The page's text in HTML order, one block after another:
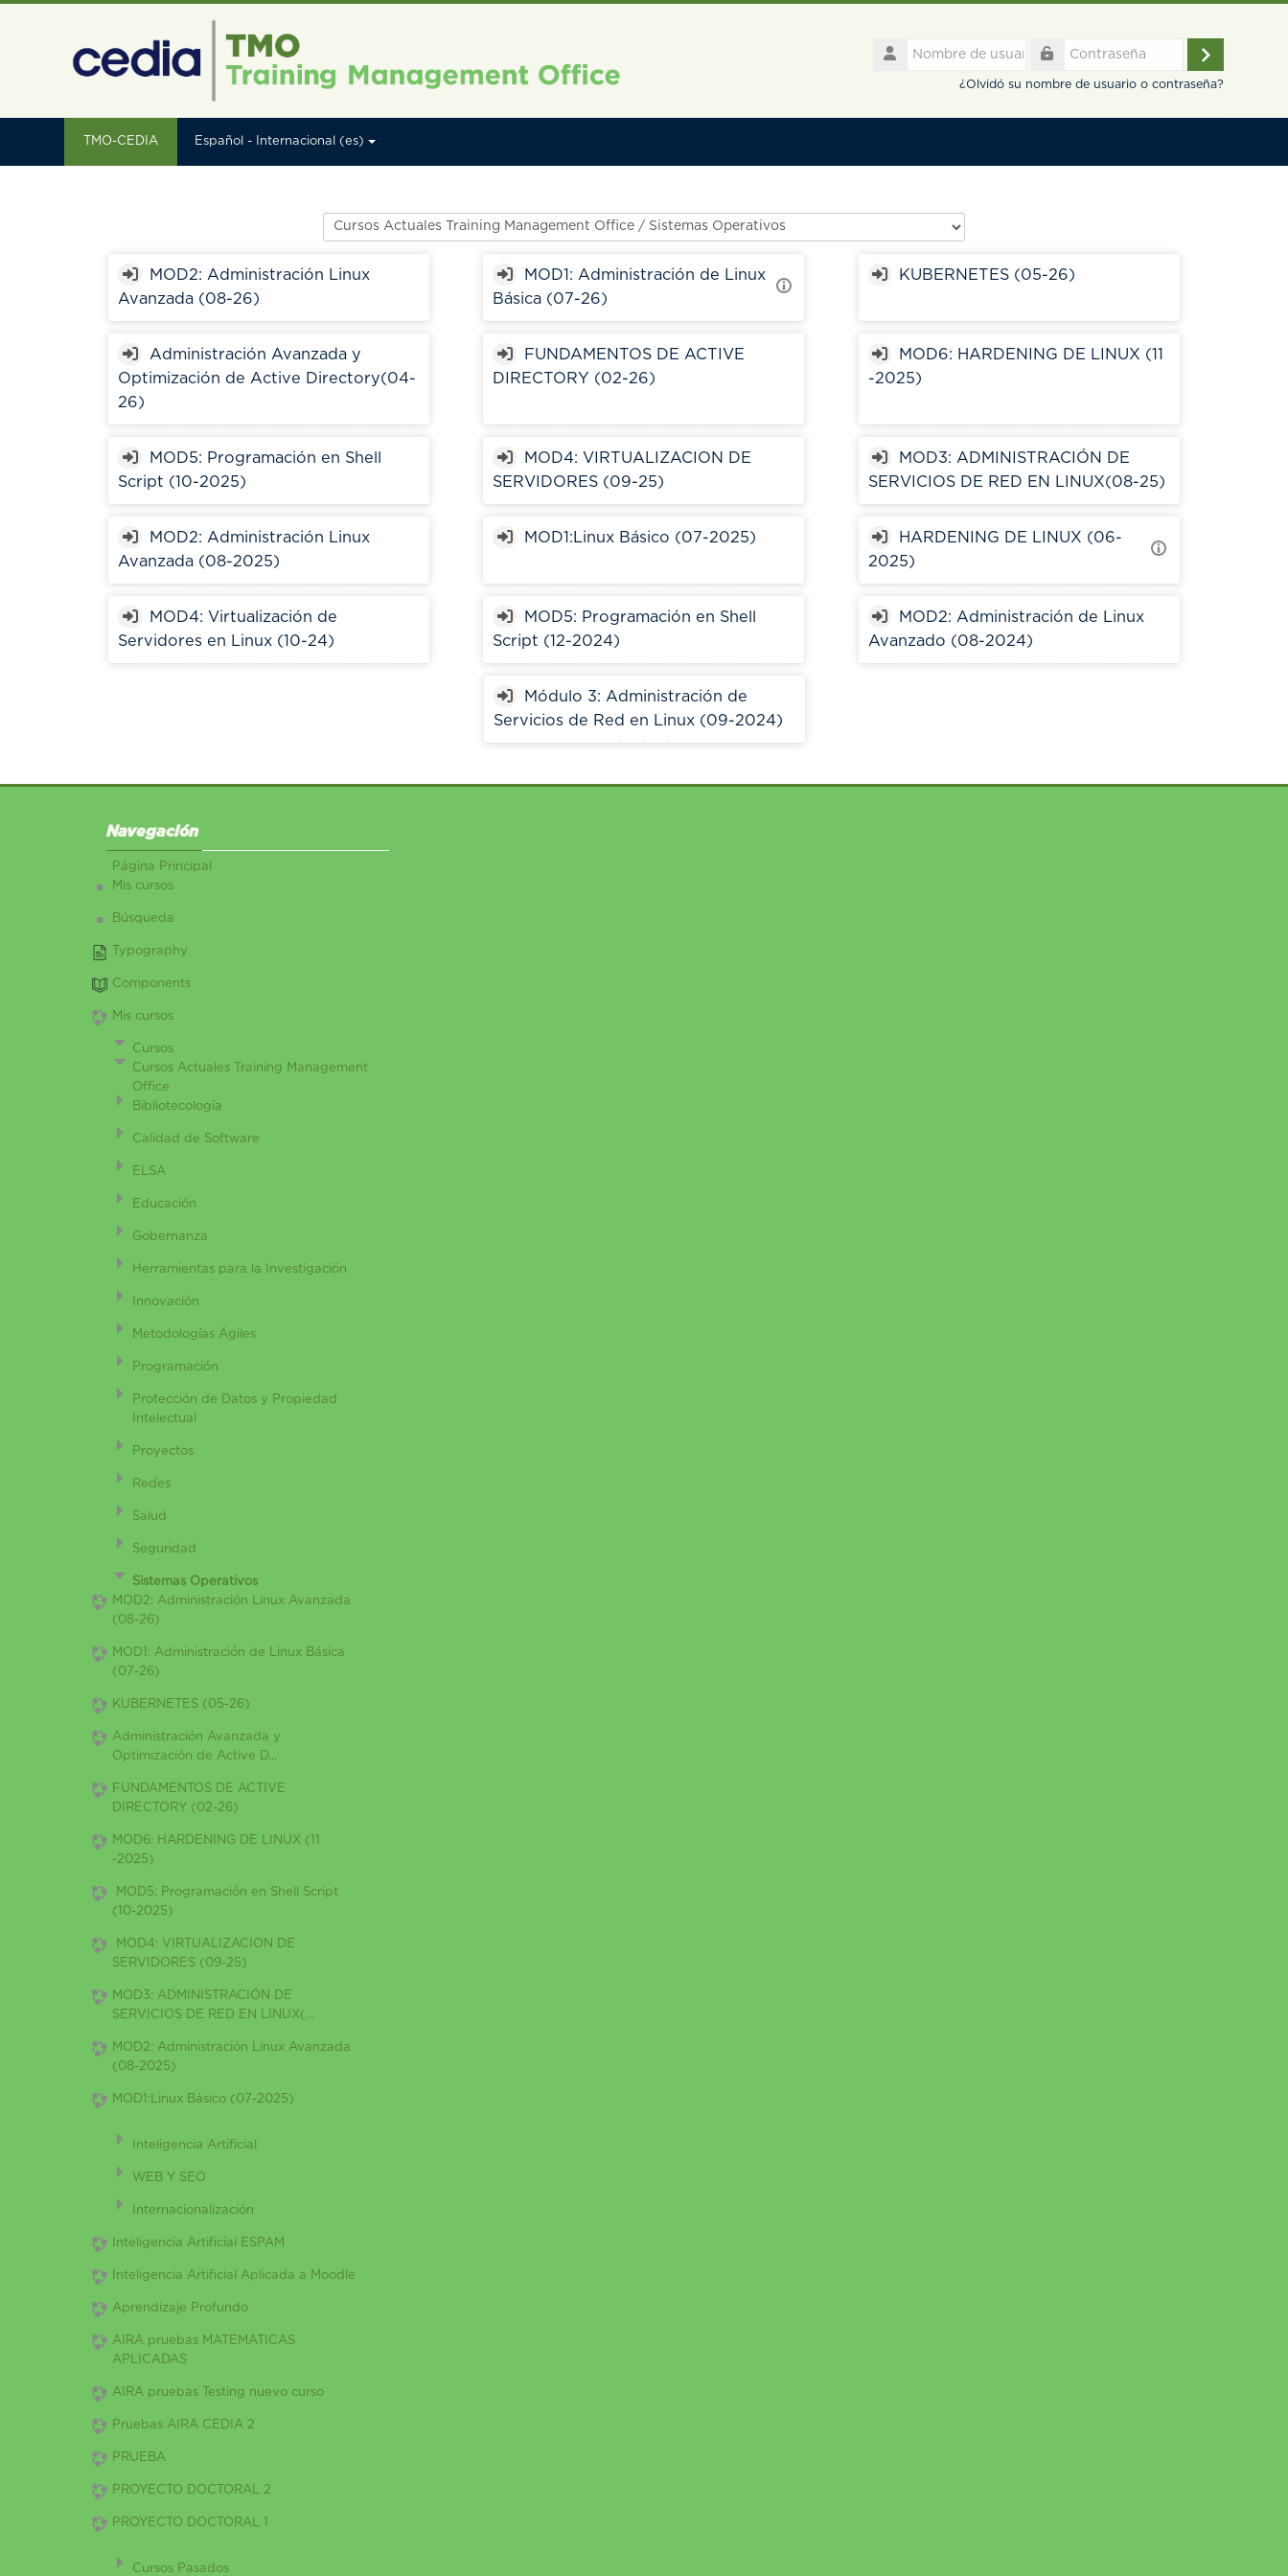
Nombre
Acceder
¿Olvidó su nombre de usuario o contraseña?
TMO-CEDIA Español - Internacional ‎(es)‎
MOD2: Administración Linux
Avanzada (08-26)
MOD1: Administración de Linux
Básica (07-26)
KUBERNETES (05-26)
Administración Avanzada y
Optimización de Active Directory(04-
26)
FUNDAMENTOS DE ACTIVE
DIRECTORY (02-26)
MOD6: HARDENING DE LINUX (11
-2025)
MOD5: Programación en Shell
Script (10-2025)
MOD4: VIRTUALIZACION DE
SERVIDORES (09-25)
MOD3: ADMINISTRACIÓN DE
SERVICIOS DE RED EN LINUX(08-25)
MOD2: Administración Linux
Avanzada (08-2025)
MOD1:Linux Básico (07-2025)
HARDENING DE LINUX (06-
2025)
MOD4: Virtualización de
Servidores en Linux (10-24)
MOD5: Programación en Shell
Script (12-2024)
MOD2: Administración de Linux
Avanzado (08-2024)
Módulo 3: Administración de
Servicios de Red en Linux (09-2024)
Navegación
Página Principal
Mis cursos
Búsqueda
Typography
Components
Mis cursos
Cursos
Cursos Actuales Training Management
Office
Bibliotecología
Calidad de Software
ELSA
Educación
Gobernanza
Herramientas para la Investigación
Innovación
Metodologías Ágiles
Programación
Protección de Datos y Propiedad
Intelectual
Proyectos
Redes
Salud
Seguridad
Sistemas Operativos
MOD2: Administración Linux Avanzada
(08-26)
MOD1: Administración de Linux Básica
(07-26)
KUBERNETES (05-26)
Administración Avanzada y
Optimización de Active D...
FUNDAMENTOS DE ACTIVE
DIRECTORY (02-26)
MOD6: HARDENING DE LINUX (11
-2025)
MOD5: Programación en Shell Script
(10-2025)
MOD4: VIRTUALIZACION DE
SERVIDORES (09-25)
MOD3: ADMINISTRACIÓN DE
SERVICIOS DE RED EN LINUX(...
MOD2: Administración Linux Avanzada
(08-2025)
MOD1:Linux Básico (07-2025)
Inteligencia Artificial
WEB Y SEO
Internacionalización
Inteligencia Artificial ESPAM
Inteligencia Artificial Aplicada a Moodle
Aprendizaje Profundo
AIRA pruebas MATEMATICAS
APLICADAS
AIRA pruebas Testing nuevo curso
Pruebas AIRA CEDIA 2
PRUEBA
PROYECTO DOCTORAL 2
PROYECTO DOCTORAL 1
Cursos Pasados